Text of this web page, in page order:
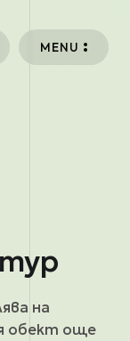
MENU
на
обект още